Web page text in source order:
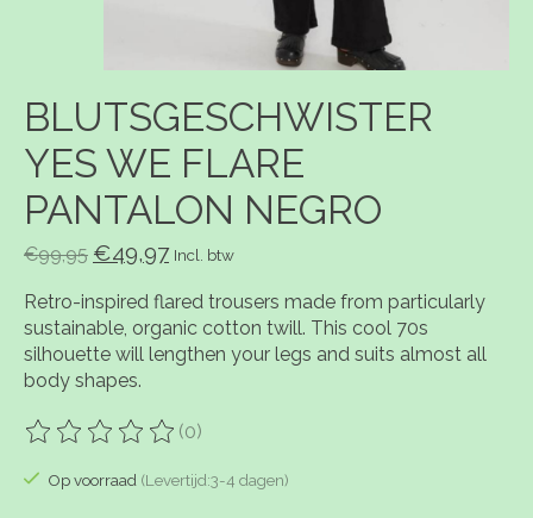
BLUTSGESCHWISTER
YES WE FLARE
PANTALON NEGRO
€99,95 €49,97 Incl. btw
Retro-inspired flared trousers made from particularly
sustainable, organic cotton twill. This cool 70s
silhouette will lengthen your legs and suits almost all
body shapes.
De beoordeling van dit product is
(0)
Op voorraad (Levertijd:3-4 dagen)